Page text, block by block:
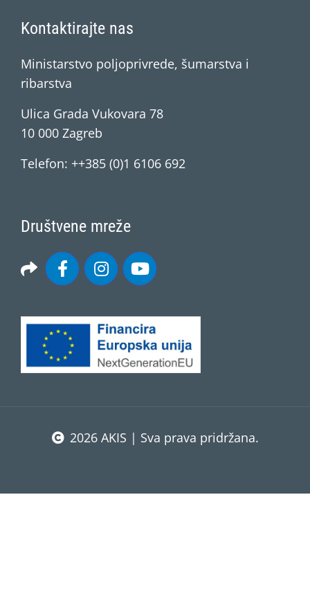
Kontaktirajte nas
Ministarstvo poljoprivrede, šumarstva i
ribarstva
Ulica Grada Vukovara 78
10 000 Zagreb
Telefon: ++385 (0)1 6106 692
Društvene mreže
2026 AKIS | Sva prava pridržana.